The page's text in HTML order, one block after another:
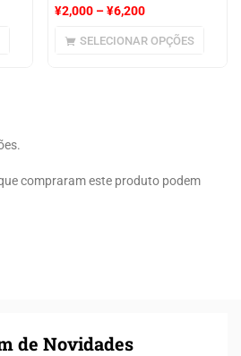
¥2,000 –¥6,200
SELECIONAR OPÇÕES
compraram este produto podem
de Novidades